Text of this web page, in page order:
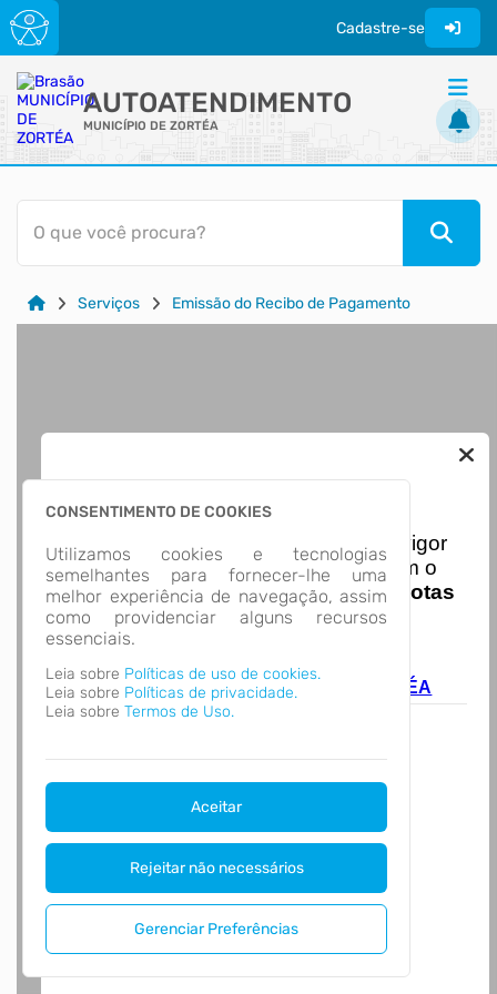
Cadastre-se
AUTOATENDIMENTO
MUNICÍPIO DE ZORTÉA
ACESSO RÁPIDO
Acessibilidade
Transparência
O que você procura?
Serviços Emissão do Recibo de Pagamento
CONSENTIMENTO DE COOKIES
Utilizamos cookies e tecnologias
semelhantes para fornecer-lhe uma
melhor experiência de navegação, assim
como providenciar alguns recursos
essenciais.
Leia sobre Políticas de uso de cookies.
Leia sobre Políticas de privacidade.
Leia sobre Termos de Uso.
Aceitar
Rejeitar não necessários
Gerenciar Preferências
Nota Nacional
Iniciando em 01/01/2026
entra em vigor
a obrigatoriedade de integração com o
Ambiente de Dados Nacional das
Notas
de Serviço Eletrônicas
com isso
entraram em vigor
acesse o link abaixo e saiba mais.
Autoatendimento - MUNICÍPIO DE ZORTÉA